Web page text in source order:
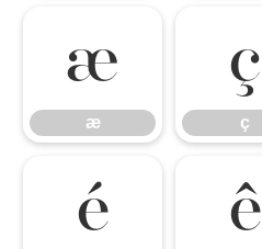
æ
æ
ç
ç
é ê